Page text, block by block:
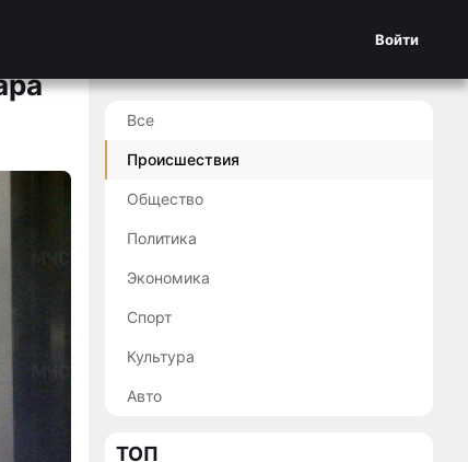
Войти
Все
Происшествия
Общество
Политика
Экономика
Спорт
Культура
Авто
ТОП